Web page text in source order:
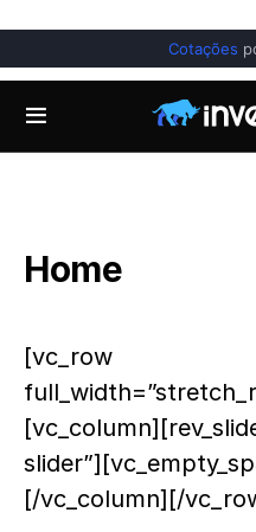
Cotações
Home
[vc_row
[/vc_column][/